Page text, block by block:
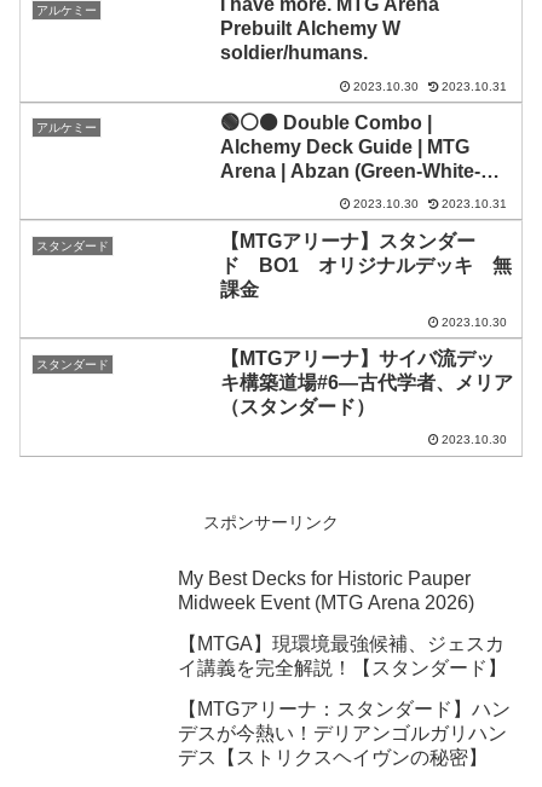
アルケミー
I have more. MTG Arena
Prebuilt Alchemy W
soldier/humans.
2023.10.30 2023.10.31
アルケミー
🟢⚪⚫ Double Combo |
Alchemy Deck Guide | MTG
Arena | Abzan (Green-White-
2023.10.30 2023.10.31
スタンダード
【MTGアリーナ】スタンダー
ド BO1 オリジナルデッキ 無
課金
2023.10.30
スタンダード
【MTGアリーナ】サイバ流デッ
キ構築道場#6―古代学者、メリア
（スタンダード）
2023.10.30
スポンサーリンク
My Best Decks for Historic Pauper
Midweek Event (MTG Arena 2026)
【MTGA】現環境最強候補、ジェスカ
イ講義を完全解説！【スタンダード】
【MTGアリーナ：スタンダード】ハン
デスが今熱い！デリアンゴルガリハン
デス【ストリクスヘイヴンの秘密】